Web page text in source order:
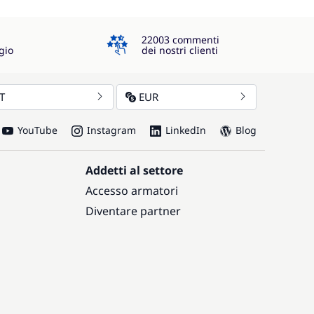
4.3
22003 commenti
dei nostri clienti
EUR
YouTube Instagram LinkedIn Blog
Addetti al settore
Accesso armatori
Diventare partner